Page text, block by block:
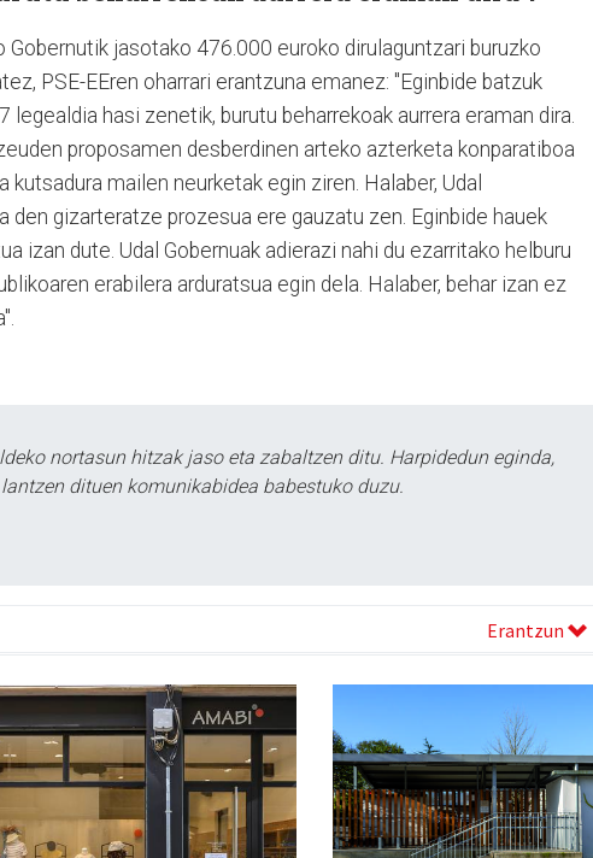
Gobernutik jasotako 476.000 euroko dirulaguntzari buruzko
PSE-EEren oharrari erantzuna emanez: "Eginbide batzuk
hasi zenetik, burutu beharrekoak aurrera eraman dira.
proposamen desberdinen arteko azterketa konparatiboa
mailen neurketak egin ziren. Halaber, Udal
den gizarteratze prozesua ere gauzatu zen. Eginbide hauek
izan dute. Udal Gobernuak adierazi nahi du ezarritako helburu
erabilera arduratsua egin dela. Halaber, behar izan ez
nortasun hitzak jaso eta zabaltzen ditu. Harpidedun eginda,
dituen komunikabidea babestuko duzu.
Erantzun